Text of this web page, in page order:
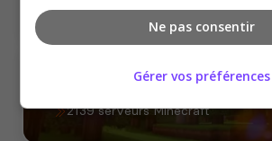
8735 serveurs GTA
Minecraft
2139 serveurs Minecraft
Ne pas consentir
Gérer vos préférences